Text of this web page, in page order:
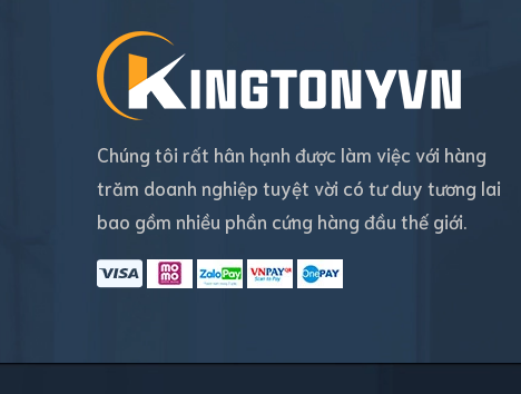
Chúng tôi rất hân hạnh được làm việc với hàng
trăm doanh nghiệp tuyệt vời có tư duy tương lai
bao gồm nhiều phần cứng hàng đầu thế giới.